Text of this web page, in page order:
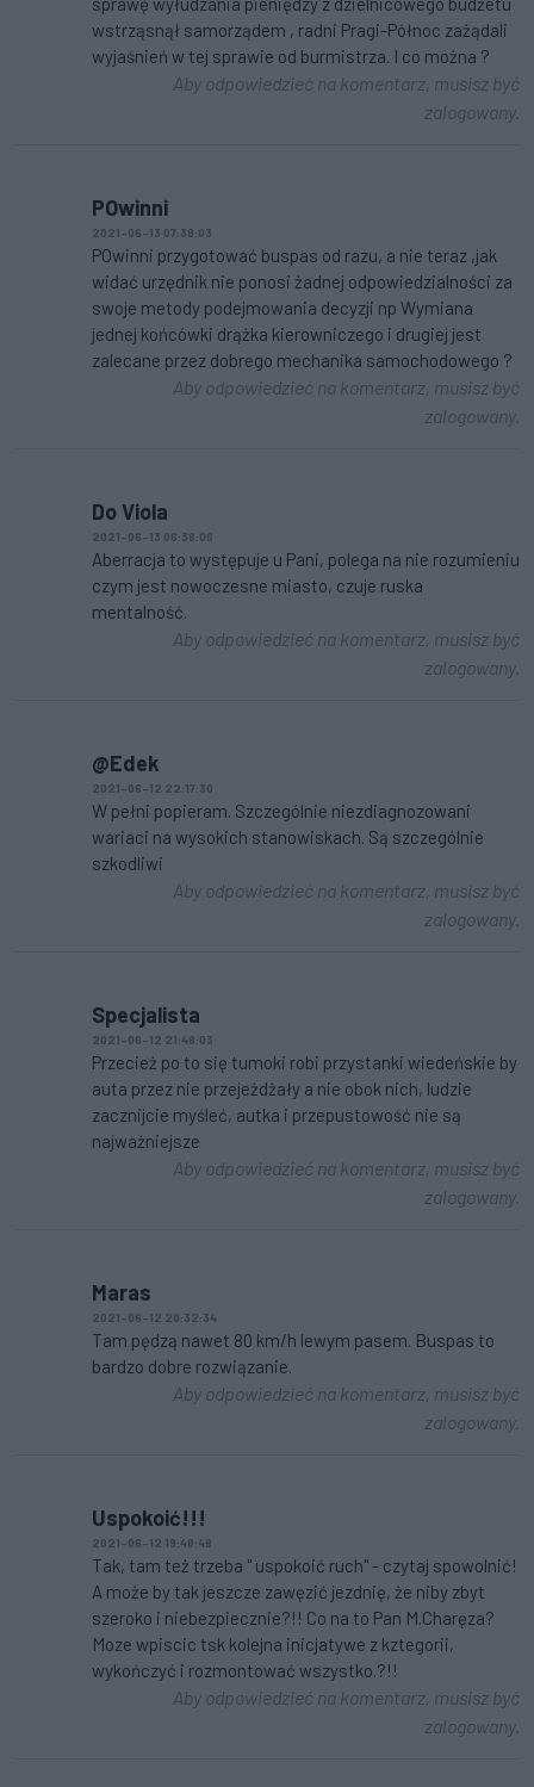
wstrząsnął samorządem , radni Pragi-Północ zażądali
wyjaśnień w tej sprawie od burmistrza. I co można ?
Aby odpowiedzieć na komentarz, musisz być
zalogowany.
POwinni
2021-06-13 07:39:03
POwinni przygotować buspas od razu, a nie teraz ,jak
widać urzędnik nie ponosi żadnej odpowiedzialności za
swoje metody podejmowania decyzji np Wymiana
jednej końcówki drążka kierowniczego i drugiej jest
zalecane przez dobrego mechanika samochodowego ?
Aby odpowiedzieć na komentarz, musisz być
zalogowany.
Do Viola
2021-06-13 06:38:06
Aberracja to występuje u Pani, polega na nie rozumieniu
czym jest nowoczesne miasto, czuje ruska
mentalność.
Aby odpowiedzieć na komentarz, musisz być
zalogowany.
@Edek
2021-06-12 22:17:30
W pełni popieram. Szczególnie niezdiagnozowani
wariaci na wysokich stanowiskach. Są szczególnie
szkodliwi
Aby odpowiedzieć na komentarz, musisz być
zalogowany.
Specjalista
2021-06-12 21:48:03
Przecież po to się tumoki robi przystanki wiedeńskie by
auta przez nie przejeżdżały a nie obok nich, ludzie
zacznijcie myśleć, autka i przepustowość nie są
najważniejsze
Aby odpowiedzieć na komentarz, musisz być
zalogowany.
Maras
2021-06-12 20:32:34
Tam pędzą nawet 80 km/h lewym pasem. Buspas to
bardzo dobre rozwiązanie.
Aby odpowiedzieć na komentarz, musisz być
zalogowany.
Uspokoić!!!
2021-06-12 19:48:48
Tak, tam też trzeba " uspokoić ruch" - czytaj spowolnić!
A może by tak jeszcze zawęzić jezdnię, że niby zbyt
szeroko i niebezpiecznie?!! Co na to Pan M.Charęza?
Moze wpiscic tsk kolejna inicjatywe z kztegorii,
wykończyć i rozmontować wszystko.?!!
Aby odpowiedzieć na komentarz, musisz być
zalogowany.